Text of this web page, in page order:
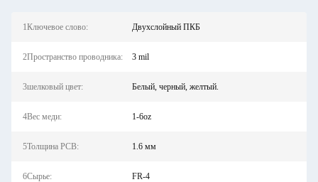
1Ключевое слово: Двухслойный ПКБ
2Пространство проводника: 3 mil
3шелковый цвет: Белый, черный, желтый.
4Вес меди: 1-6oz
5Толщина PCB: 1.6 мм
6Сырье: FR-4